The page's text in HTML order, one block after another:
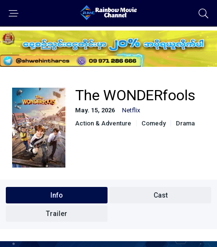
The WONDERfools
May. 15, 2026
Netflix
Action & Adventure
Comedy
Drama
Info Cast
Trailer